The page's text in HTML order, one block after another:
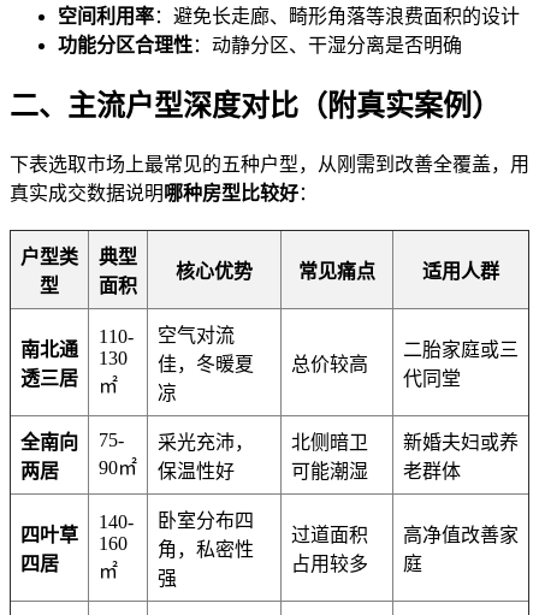
空间利用率：避免长走廊、畸形角落等浪费面积的设计
功能分区合理性：动静分区、干湿分离是否明确
二、主流户型深度对比（附真实案例）
下表选取市场上最常见的五种户型，从刚需到改善全覆盖，用
真实成交数据说明哪种房型比较好：
户型类
型
典型
面积
核心优势 常见痛点 适用人群
南北通
透三居
110-
130
㎡
空气对流
佳，冬暖夏
凉
总价较高
二胎家庭或三
代同堂
全南向
两居
75-
90㎡
采光充沛，
保温性好
北侧暗卫
可能潮湿
新婚夫妇或养
老群体
四叶草
四居
140-
160
㎡
卧室分布四
角，私密性
强
过道面积
占用较多
高净值改善家
庭